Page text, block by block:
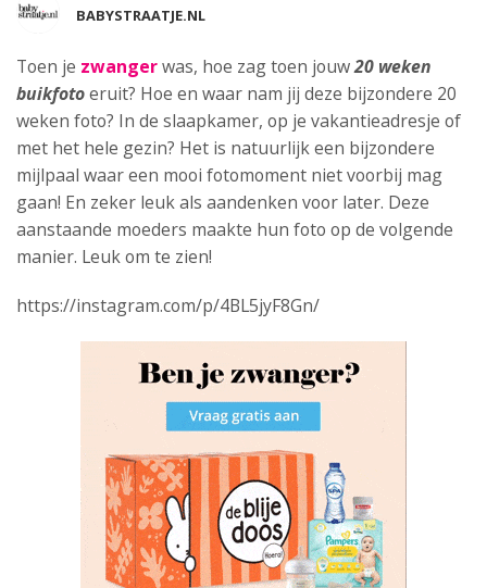
BABYSTRAATJE.NL
Toen je zwangerwas, hoe zag toen jouw20 weken
buikfotoeruit? Hoe en waar nam jij deze bijzondere 20
weken foto? In de slaapkamer, op je vakantieadresje of
met het hele gezin? Het is natuurlijk een bijzondere
mijlpaal waar een mooi fotomoment niet voorbij mag
gaan! En zeker leuk als aandenken voor later. Deze
aanstaande moeders maakte hun foto op de volgende
manier. Leuk om te zien!
https://instagram.com/p/4BL5jyF8Gn/